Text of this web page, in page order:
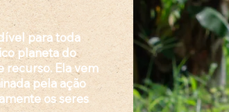
para toda
planeta do
recurso. Ela vem
pela ação
os seres